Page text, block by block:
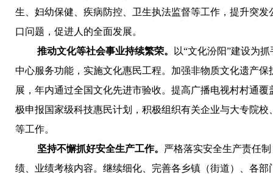
生、妇幼保健、疾病防控、卫生执法监督等工作，提升突
口问题，促进人的全面发展。
推动文化等社会事业持续繁荣。
以“文化汾阳”建设为
中心服务功能，实施文化惠民工程。加强非物质文化遗产保
展，年内通过全国文化先进市验收。提高广播电视村村通
极申报国家级科技惠民计划， 积极组织有关企业与大专院
等工作。
坚持不懈抓好安全生产工作。 严格落实安全生产责任
绩、业绩考核内容。继续细化、完善各乡镇（街道）、各